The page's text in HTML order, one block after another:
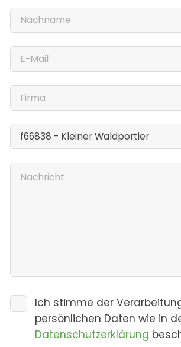
Ich stimme der
persönlichen Daten wie in
Datenschutzerklärung